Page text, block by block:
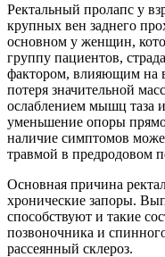
Ректальный пролапс у
крупных вен заднего
основном у женщин,
группу пациентов,
фактором, влияющим на
потеря значительной
ослаблением мышц таза
уменьшение опоры
наличие симптомов
травмой в предродовом
Основная причина
хронические запоры.
способствуют и такие
позвоночника и
рассеянный склероз.